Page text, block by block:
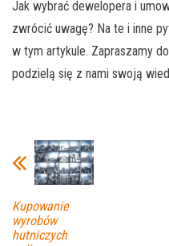
Jak wybrać dewelopera i
zwrócić uwagę? Na te i inne
w tym artykule. Zapraszamy
podzielą się z nami swoją
Kupowanie
wyrobów
hutniczych